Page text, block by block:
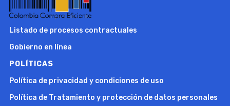
Listado de procesos contractuales
Gobierno en línea
POLÍTICAS
Política de privacidad y condiciones de uso
Política de Tratamiento y protección de datos personales